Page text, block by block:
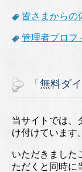
皆さまからの
管理者プロフ
「無料ダ
当サイトでは、
け付けています。
いただきました
ただくと同時に